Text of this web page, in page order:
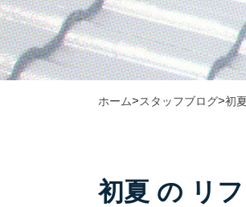
ホーム>スタッフブログ>初
初夏 の リ